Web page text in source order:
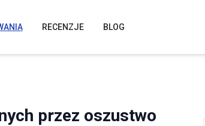
RECENZJE BLOG
przez oszustwo